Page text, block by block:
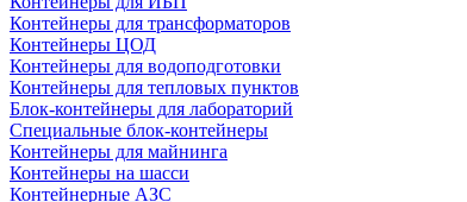
Контейнеры для трансформаторов
Контейнеры ЦОД
Контейнеры для водоподготовки
Контейнеры для тепловых пунктов
Блок-контейнеры для лабораторий
Специальные блок-контейнеры
Контейнеры для майнинга
Контейнеры на шасси
Контейнерные АЗС